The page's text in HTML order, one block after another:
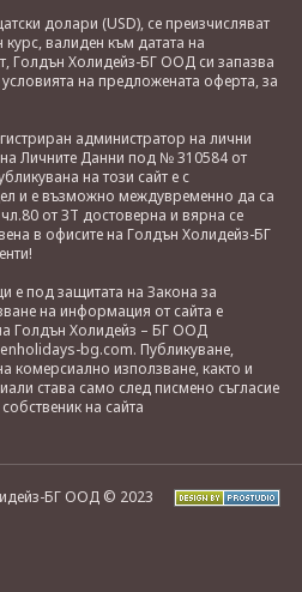
долари (USD), се преизчисляват
валиден към датата на
Голдън Холидейз-БГ ООД си запазва
на предложената оферта, за
администратор на лични
Личните Данни под № 310584 от
на този сайт е с
и е възможно междувременно да са
от ЗТ достоверна и вярна се
в офисите на Голдън Холидейз-БГ
е под защитата на Закона за
на информация от сайта е
Голдън Холидейз – БГ ООД
bg.com. Публикуване,
комерсиално използване, както и
става само след писмено съгласие
на сайта
БГ ООД © 2023